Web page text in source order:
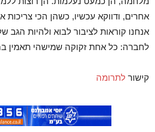
אחרים, ודווקא עכשיו, כשהן הכי צריכות
אנחנו קוראות לציבור לבוא ולהיות הגב
לחברה: כל אחת זקוקה שמישהי תאמין
קישור לתרומה